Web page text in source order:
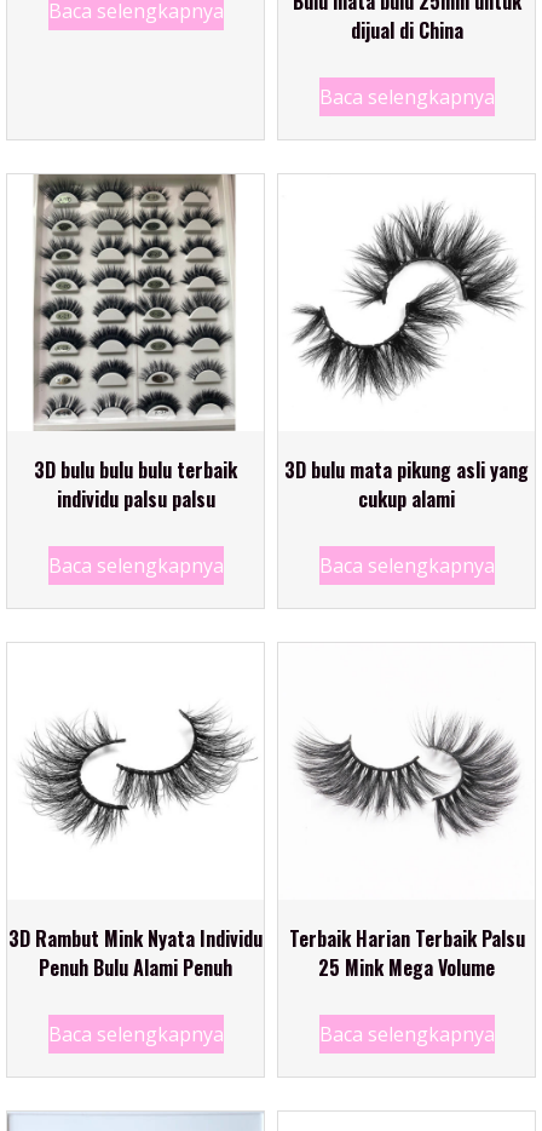
Baca selengkapnya
dijual di China
Baca selengkapnya
3D bulu bulu bulu terbaik
individu palsu palsu
Baca selengkapnya
3D bulu mata pikung asli yang
cukup alami
Baca selengkapnya
3D Rambut Mink Nyata Individu
Penuh Bulu Alami Penuh
Baca selengkapnya
Terbaik Harian Terbaik Palsu
25 Mink Mega Volume
Baca selengkapnya